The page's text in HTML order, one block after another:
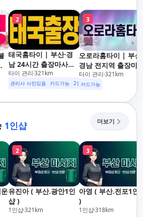
2
태국홈타이 | 부산·경
남 24시간 출장마사지
후불제/해운대,사상,광
안리,남포동,구포,덕천,
산,구서,연산,서면,재
단,다대포,범일,범천,우
동,마린시티,송정,기장,
정관,일광,망미,토곡,시
청,양정,초량,사직,온
천,미남,만덕,괴정,학
장,금사,서동,반여,반
송,명륜,남천,대연,문
현,부전,개금,가야,주
례,괘법,학장,강서,신
호,서구,암남
타이 관리 321km
관리사 사진있음 카드가능 2인이상 할인
3
오로라홈타이 | 부산·
경남 전지역 출장마
지 24시간 홈타이
타이 관리 321km
카드가능
1인샵 더보기
2
유진아 ( 부산.광안1인
샵 )
1인샵321km
3
아영 ( 부산.전포1인
)
1인샵318km